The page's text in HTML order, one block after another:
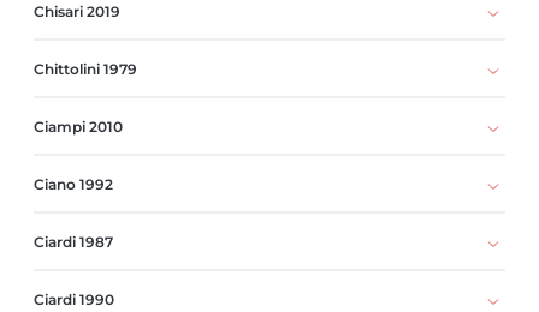
Chisari 2019
Chittolini 1979
Ciampi 2010
Ciano 1992
Ciardi 1987
Ciardi 1990